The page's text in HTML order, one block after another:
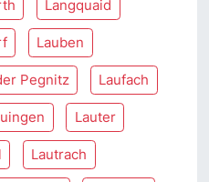
Langquaid
Lauben
Pegnitz Laufach
Lauter
Lautrach